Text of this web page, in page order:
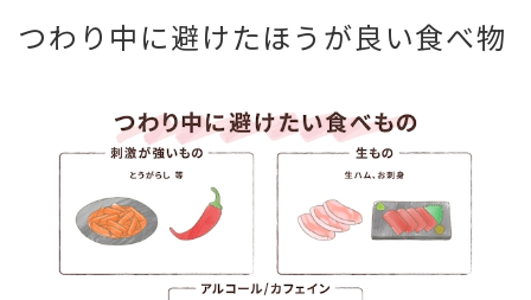
つわり中に避けたほうが良い食べ物